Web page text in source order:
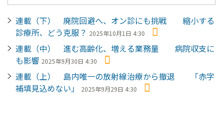
連載（下） 廃院回避へ、オン診にも挑戦 縮小する
診療所、どう克服？ 2025年10月1日 4:30
連載（中） 進む高齢化、増える業務量 病院収支に
も影響 2025年9月30日 4:30
連載（上） 島内唯一の放射線治療から撤退 「赤字
補填見込めない」
2025年9月29日 4:30